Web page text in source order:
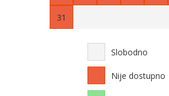
31
Slobodno
Nije dostupno